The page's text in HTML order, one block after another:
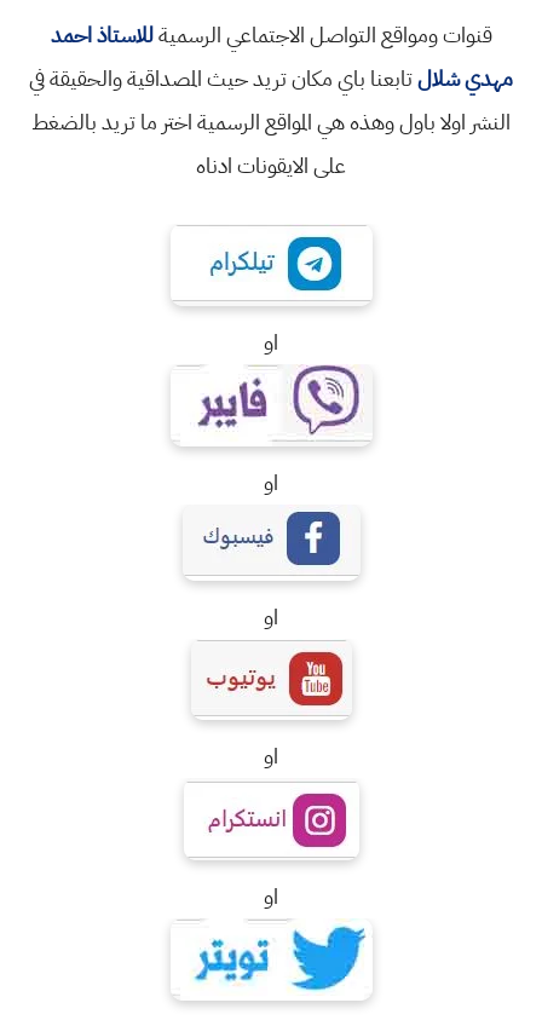
قنوات ومواقع التواصل الاجتماعي الرسميةللاستاذ احمد
مهدي شلالتابعنا باي مكان تريد حيث المصداقية والحقيقة في
النشر اولا باول وهذه هي المواقع الرسمية اختر ما تريد بالضغط
على الايقونات ادناه
او
او
او
او
او